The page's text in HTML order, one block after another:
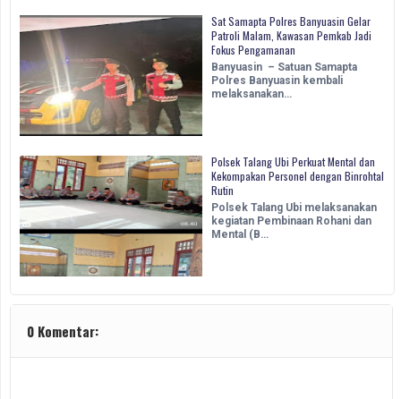
Sat Samapta Polres Banyuasin Gelar
Patroli Malam, Kawasan Pemkab Jadi
Fokus Pengamanan
Banyuasin – Satuan Samapta
Polres Banyuasin kembali
melaksanakan…
Polsek Talang Ubi Perkuat Mental dan
Kekompakan Personel dengan Binrohtal
Rutin
Polsek Talang Ubi melaksanakan
kegiatan Pembinaan Rohani dan
Mental (B…
0 Komentar: